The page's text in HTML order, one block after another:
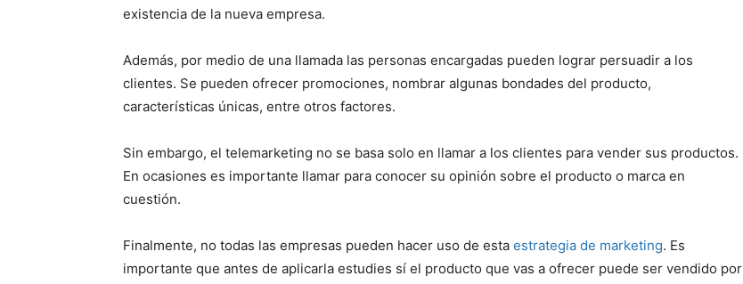
existencia de la nueva empresa.
Además, por medio de una llamada las personas encargadas pueden lograr persuadir a los
clientes. Se pueden ofrecer promociones, nombrar algunas bondades del producto,
características únicas, entre otros factores.
Sin embargo, el telemarketing no se basa solo en llamar a los clientes para vender sus productos.
En ocasiones es importante llamar para conocer su opinión sobre el producto o marca en
cuestión.
Finalmente, no todas las empresas pueden hacer uso de esta estrategia de marketing. Es
importante que antes de aplicarla estudies sí el producto que vas a ofrecer puede ser vendido por